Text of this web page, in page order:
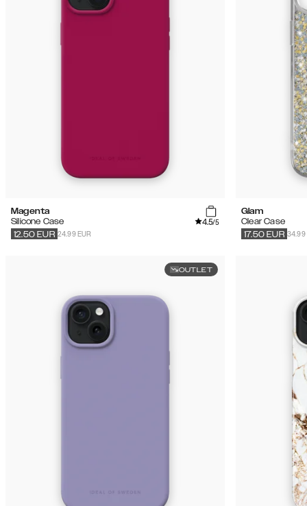
Magenta
Silicone Case
4.5/5
24.99 EUR
12.50 EUR
Glam
Clear Case
34.99
17.50 EUR
OUTLET